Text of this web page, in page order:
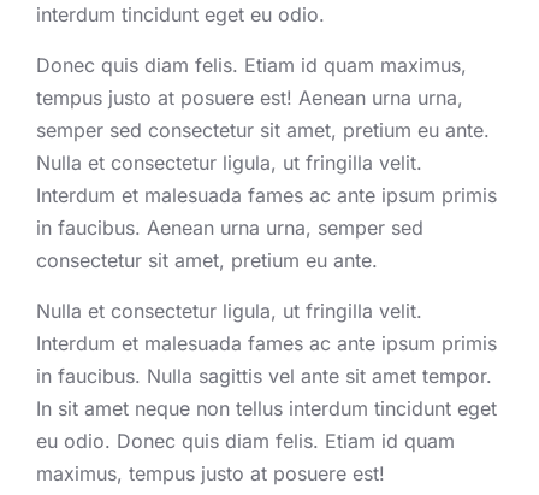
interdum tincidunt eget eu odio.
Donec quis diam felis. Etiam id quam maximus,
tempus justo at posuere est! Aenean urna urna,
semper sed consectetur sit amet, pretium eu ante.
Nulla et consectetur ligula, ut fringilla velit.
Interdum et malesuada fames ac ante ipsum primis
in faucibus. Aenean urna urna, semper sed
consectetur sit amet, pretium eu ante.
Nulla et consectetur ligula, ut fringilla velit.
Interdum et malesuada fames ac ante ipsum primis
in faucibus. Nulla sagittis vel ante sit amet tempor.
In sit amet neque non tellus interdum tincidunt eget
eu odio. Donec quis diam felis. Etiam id quam
maximus, tempus justo at posuere est!